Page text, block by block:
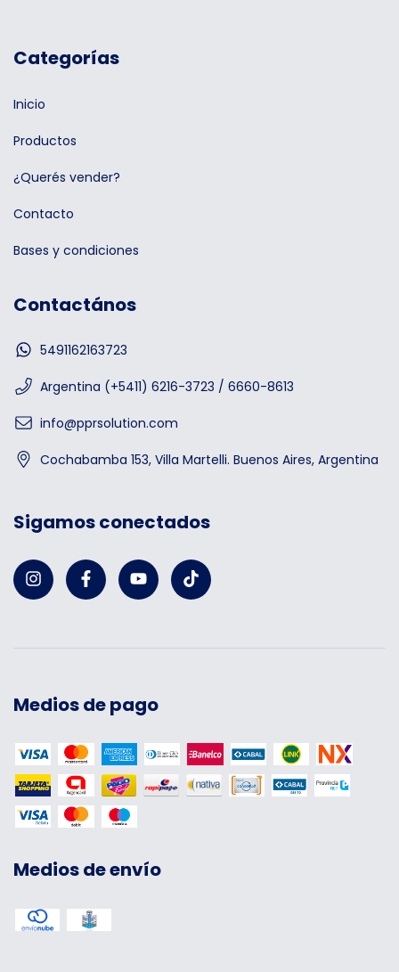
Categorías
Inicio
Productos
¿Querés vender?
Contacto
Bases y condiciones
Contactános
5491162163723
Argentina (+5411) 6216-3723 / 6660-8613
info@pprsolution.com
Cochabamba 153, Villa Martelli. Buenos Aires, Argentina
Sigamos conectados
Medios de pago
Medios de envío